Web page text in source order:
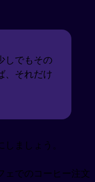
しでもその
、それだけ
ましょう。
ェでのコーヒー注文